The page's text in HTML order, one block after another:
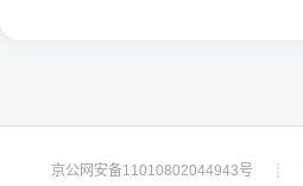
京公网安备11010802044943号 ┊